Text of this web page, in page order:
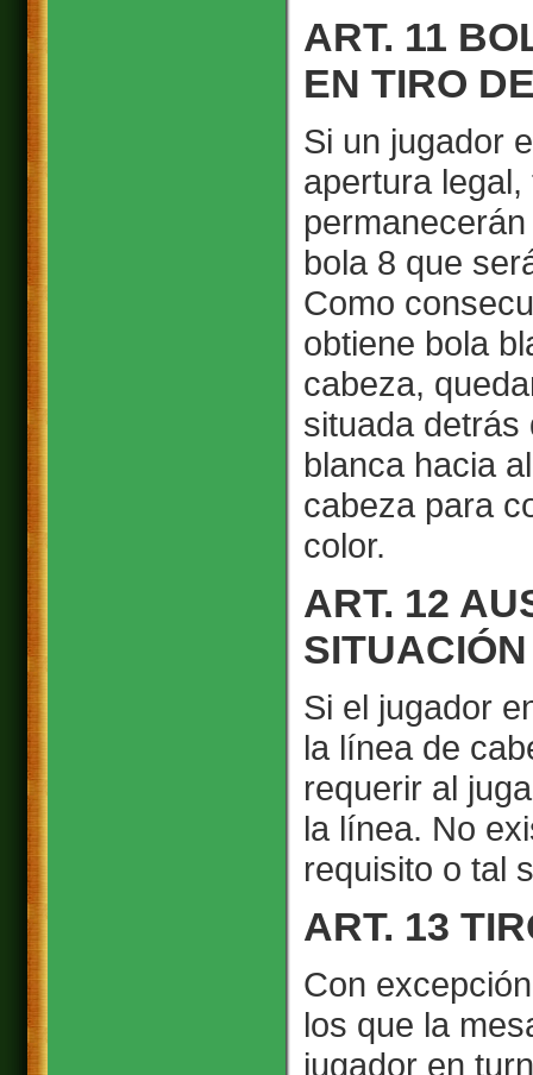
ART. 11
EN TIRO
Si un jugador
apertura
bola 8 que
Como
obtiene bola
cabeza,
situada detrás
blanca hacia
cabeza para
color.
ART. 12
SITUACIÓN
Si el jugador
la línea de
requerir al
la línea. No
requisito o tal
ART. 13
Con
los que la
jugador en